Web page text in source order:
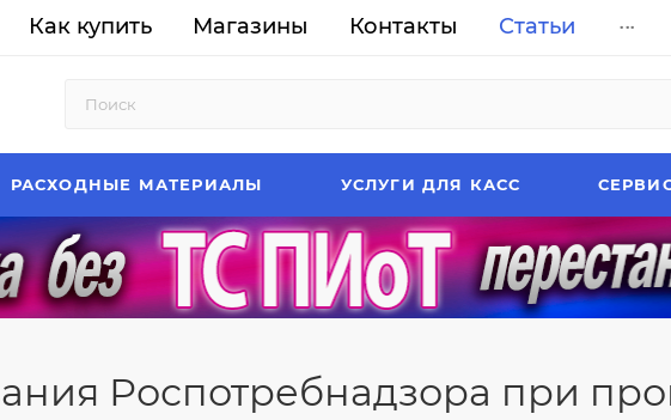
Как купить Магазины Контакты Статьи ...
РАСХОДНЫЕ МАТЕРИАЛЫ УСЛУГИ ДЛЯ КАСС
Роспотребнадзора при